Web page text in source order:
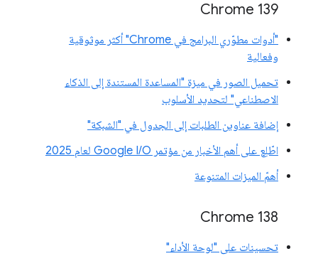
‫Chrome 139
"أدوات مطوّري البرامج في Chrome" أكثر موثوقية
وفعالية
تحميل الصور في ميزة "المساعدة المستندة إلى الذكاء
الاصطناعي" لتحديد الأسلوب
إضافة عناوين الطلبات إلى الجدول في "الشبكة"
اطّلِع على أهم الأخبار من مؤتمر Google I/O لعام 2025
أهمّ الميزات المتنوعة
‫Chrome 138
تحسينات على "لوحة الأداء"